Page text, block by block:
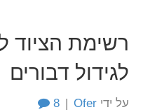
רשימת הציוד
לגידול דבורים
על ידי Ofer
|
8